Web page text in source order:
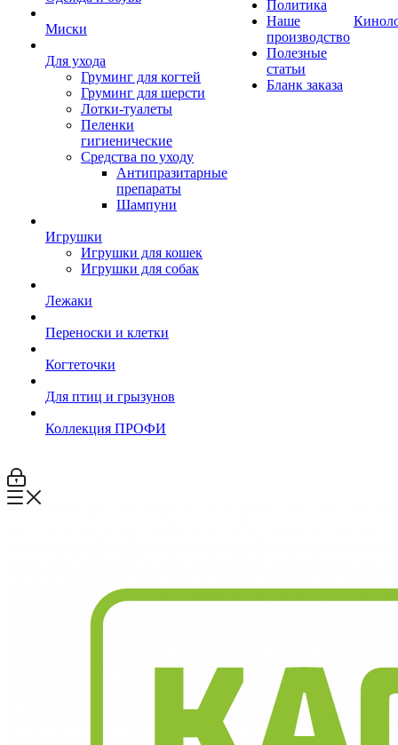
Миски
Для ухода
Груминг для когтей
Груминг для шерсти
Лотки-туалеты
Пеленки
гигиенические
Средства по уходу
Антипразитарные
препараты
Шампуни
Игрушки
Игрушки для кошек
Игрушки для собак
Лежаки
Переноски и клетки
Когтеточки
Для птиц и грызунов
Коллекция ПРОФИ
Политика
Наше
производство
Полезные
статьи
Бланк заказа